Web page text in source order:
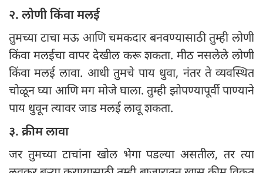
२. लोणी किंवा मलई
तुमच्या टाचा मऊ आणि चमकदार बनवण्यासाठी तुम्ही लोणी
किंवा मलईचा वापर देखील करू शकता. मीठ नसलेले लोणी
किंवा मलई लावा. आधी तुमचे पाय धुवा, नंतर ते व्यवस्थित
चोळून घ्या आणि मग मोजे घाला. तुम्ही झोपण्यापूर्वी पाण्याने
पाय धुवून त्यावर जाड मलई लावू शकता.
३. क्रीम लावा
जर तुमच्या टाचांना खोल भेगा पडल्या असतील, तर त्या